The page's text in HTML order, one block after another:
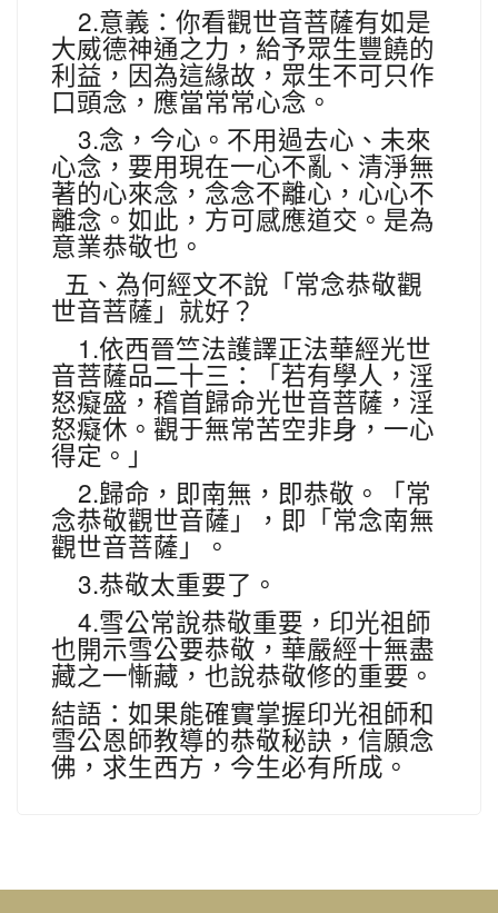
2.意義：你看觀世音菩薩有如是
大威德神通之力，給予眾生豐饒的
利益，因為這緣故，眾生不可只作
口頭念，應當常常心念。
3.念，今心。不用過去心、未來
心念，要用現在一心不亂、清淨無
著的心來念，念念不離心，心心不
離念。如此，方可感應道交。是為
意業恭敬也。
五、為何經文不說「常念恭敬觀
世音菩薩」就好？
1.依西晉竺法護譯正法華經光世
音菩薩品二十三：「若有學人，淫
怒癡盛，稽首歸命光世音菩薩，淫
怒癡休。觀于無常苦空非身，一心
得定。」
2.歸命，即南無，即恭敬。「常
念恭敬觀世音薩」，即「常念南無
觀世音菩薩」。
3.恭敬太重要了。
4.雪公常說恭敬重要，印光祖師
也開示雪公要恭敬，華嚴經十無盡
藏之一慚藏，也說恭敬修的重要。
結語：如果能確實掌握印光祖師和
雪公恩師教導的恭敬秘訣，信願念
佛，求生西方，今生必有所成。